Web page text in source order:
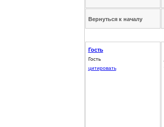
Вернуться к началу
Гость
Гость
цитировать